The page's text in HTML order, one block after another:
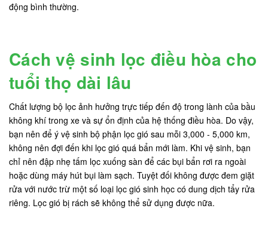
động bình thường.
Cách vệ sinh lọc điều hòa cho
tuổi thọ dài lâu
Chất lượng bộ lọc ảnh hưởng trực tiếp đến độ trong lành của bầu
không khí trong xe và sự ổn định của hệ thống điều hòa. Do vậy,
bạn nên để ý vệ sinh bộ phận lọc gió sau mỗi 3,000 - 5,000 km,
không nên đợi đến khi lọc gió quá bẩn mới làm. Khi vệ sinh, bạn
chỉ nên đập nhẹ tấm lọc xuống sàn để các bụi bẩn rơi ra ngoài
hoặc dùng máy hút bụi làm sạch. Tuyệt đối không được đem giặt
rửa với nước trừ một số loại lọc gió sinh học có dung dịch tẩy rửa
riêng. Lọc gió bị rách sẽ không thể sử dụng được nữa.